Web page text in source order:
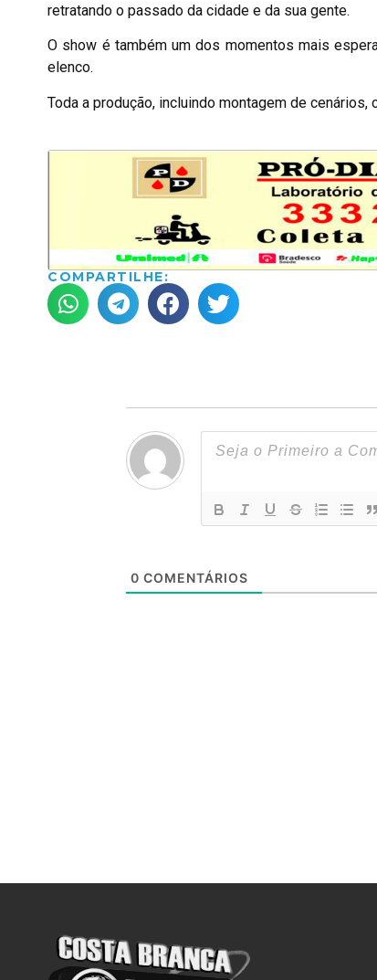
retratando o passado da cidade e da sua gente.
O show é também um dos momentos mais
elenco.
Toda a produção, incluindo montagem de
COMPARTILHE:
0 COMENTÁRIOS